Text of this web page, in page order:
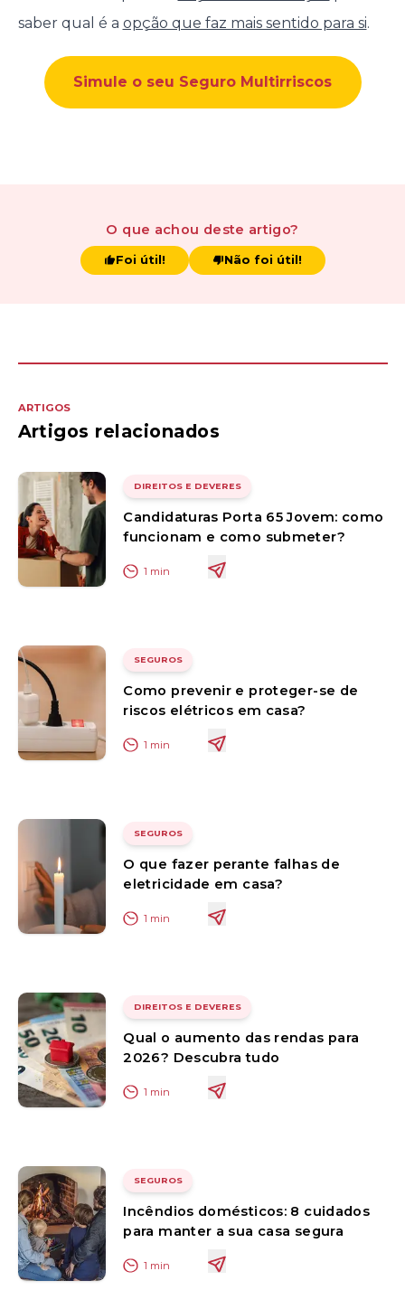
saber qual é a opção que faz mais sentido para si.
Simule o seu Seguro Multirriscos
O que achou deste artigo?
Foi útil! Não foi útil!
ARTIGOS
Artigos relacionados
DIREITOS E DEVERES
Candidaturas Porta 65 Jovem: como
funcionam e como submeter?
1 min
SEGUROS
Como prevenir e proteger-se de
riscos elétricos em casa?
1 min
SEGUROS
O que fazer perante falhas de
eletricidade em casa?
1 min
DIREITOS E DEVERES
Qual o aumento das rendas para
2026? Descubra tudo
1 min
SEGUROS
Incêndios domésticos: 8 cuidados
para manter a sua casa segura
1 min